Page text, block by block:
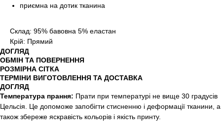
приємна на дотик тканина
Склад: 95% бавовна 5% еластан
Крій: Прямий
ДОГЛЯД
ОБМІН ТА ПОВЕРНЕННЯ
РОЗМІРНА СІТКА
ТЕРМІНИ ВИГОТОВЛЕННЯ ТА ДОСТАВКА
ДОГЛЯД
Температура прання: Прати при температурі не вище 30 градусів
Цельсія. Це допоможе запобігти стисненню і деформації тканини, а
також збереже яскравість кольорів і якість принту.